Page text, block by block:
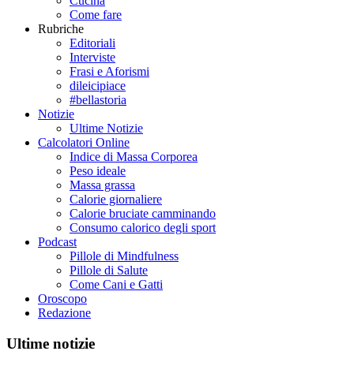
Come fare
Rubriche
Editoriali
Interviste
Frasi e Aforismi
dileicipiace
#bellastoria
Notizie
Ultime Notizie
Calcolatori Online
Indice di Massa Corporea
Peso ideale
Massa grassa
Calorie giornaliere
Calorie bruciate camminando
Consumo calorico degli sport
Podcast
Pillole di Mindfulness
Pillole di Salute
Come Cani e Gatti
Oroscopo
Redazione
Ultime notizie